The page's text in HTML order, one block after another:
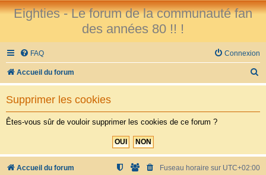
Eighties - Le forum de la communauté fan
des années 80 !! !
FAQ Connexion
Accueil du forum
e
Supprimer les cookies
Êtes-vous sûr de vouloir supprimer les cookies de ce forum ?
Accueil du forum Fuseau horaire sur UTC+02:00